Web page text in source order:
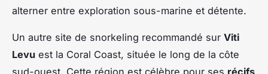
alterner entre exploration sous-marine et détente.
Un autre site de snorkeling recommandé sur Viti
Levu est la Coral Coast, située le long de la côte
sud-ouest. Cette région est célèbre pour ses récifs